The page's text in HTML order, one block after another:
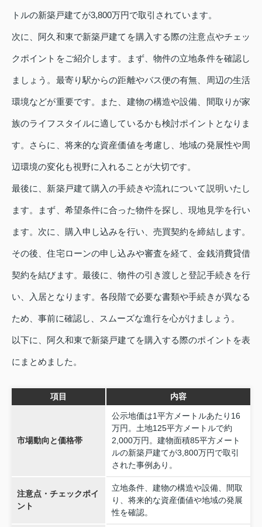
トルの新築戸建てが3,800万円で取引されています。
次に、阿久和東で新築戸建てを購入する際の注意点やチェッ
クポイントをご紹介します。まず、物件の立地条件を確認し
ましょう。最寄り駅からの距離やバス便の有無、周辺の生活
環境などが重要です。また、建物の構造や設備、間取りが家
族のライフスタイルに適しているかも検討ポイントとなりま
す。さらに、将来的な資産価値を考慮し、地域の発展性や周
辺環境の変化も視野に入れることが大切です。
最後に、新築戸建て購入の手続きや流れについて説明いたし
ます。まず、希望条件に合った物件を探し、現地見学を行い
ます。次に、購入申し込みを行い、売買契約を締結します。
その後、住宅ローンの申し込みや審査を経て、金銭消費貸借
契約を結びます。最後に、物件の引き渡しと登記手続きを行
い、入居となります。各段階で必要な書類や手続きが異なる
ため、事前に確認し、スムーズな進行を心がけましょう。
以下に、阿久和東で新築戸建てを購入する際のポイントを表
にまとめました。
項目 内容
市場動向と価格帯
公示地価は1平方メートルあたり16
万円。土地125平方メートルで約
2,000万円。建物面積85平方メート
ルの新築戸建てが3,800万円で取引
された事例あり。
注意点・チェックポイ
ント
立地条件、建物の構造や設備、間取
り、将来的な資産価値や地域の発展
性を確認。